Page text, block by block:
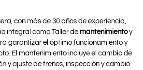
con más de 30 años de experiencia,
integral como Taller de mantenimientoy
garantizar el óptimo funcionamiento y
El mantenimiento incluye el cambio de
y ajuste de frenos, inspección y cambio